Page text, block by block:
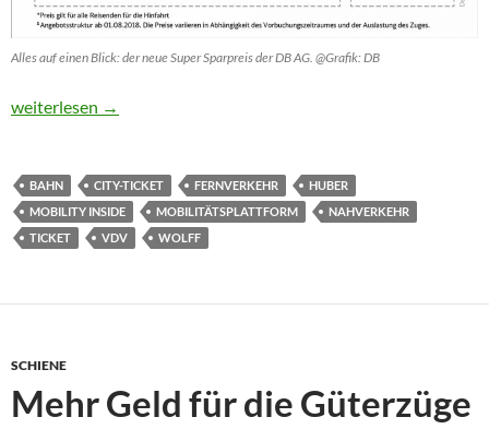
Alles auf einen Blick: der neue Super Sparpreis der DB AG. @Grafik: DB
„Ein Ticket für die ganze Reise“ rückt näher
weiterlesen →
BAHN CITY-TICKET FERNVERKEHR
HUBER
MOBILITY INSIDE
MOBILITÄTSPLATTFORM
NAHVERKEHR
TICKET
VDV WOLFF
SCHIENE
Mehr Geld für die Güterzüge